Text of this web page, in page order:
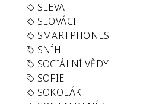
SLEVA
SLOVÁCI
SMARTPHONES
SNÍH
SOCIÁLNÍ VĚDY
SOFIE
SOKOLÁK